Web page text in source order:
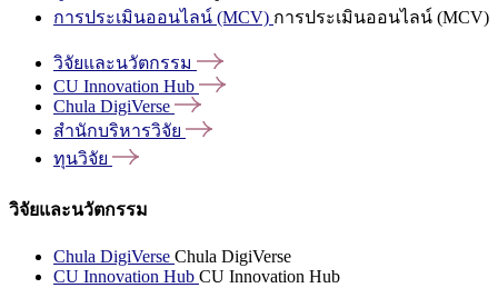
การประเมินออนไลน์ (MCV) การประเมินออนไลน์ (MCV)
วิจัยและนวัตกรรม
CU Innovation Hub
Chula DigiVerse
สำนักบริหารวิจัย
ทุนวิจัย
วิจัยและนวัตกรรม
Chula DigiVerse Chula DigiVerse
CU Innovation Hub CU Innovation Hub